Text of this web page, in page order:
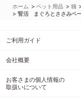
ホーム >ペット用品 > 猫
> 腎活 まぐろとささみペ
ご利用ガイド
会社概要
お客さまの個人情報の
取扱いについて